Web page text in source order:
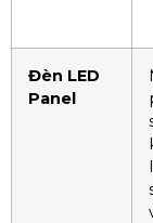
Đèn LED
Panel